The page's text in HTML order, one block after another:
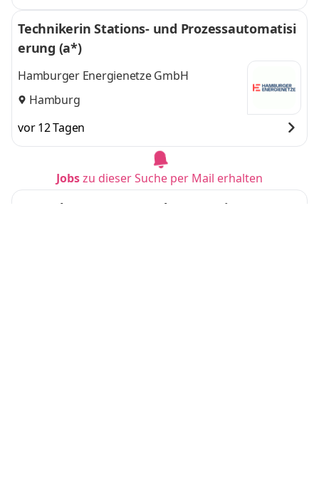
Technikerin Stations- und Prozessautomatisi
erung (a*)
Hamburger Energienetze GmbH
Hamburg
vor 12 Tagen
Jobszu dieser Suche per Mail erhalten
Steuerberater M&A and Transactions (m/w/